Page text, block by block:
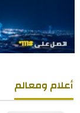
أعلام ومعالم